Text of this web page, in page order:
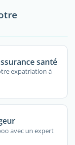
santé
expatriation à
avec un expert